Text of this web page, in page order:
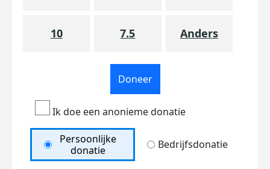
10 7.5 Anders
Doneer
Ik doe een anonieme donatie
Persoonlijke
donatie
Bedrijfsdonatie